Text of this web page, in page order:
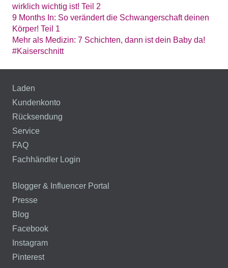
wirklich wichtig ist! Teil 2
9 Months In: So verändert die Schwangerschaft deinen
Körper! Teil 1
Mehr als Medizin: 7 Schichten, dann ist dein Baby da!
#Kaiserschnitt
Laden
Kundenkonto
Rücksendung
Service
FAQ
Fachhändler Login
Blogger & Influencer Portal
Presse
Blog
Facebook
Instagram
Pinterest